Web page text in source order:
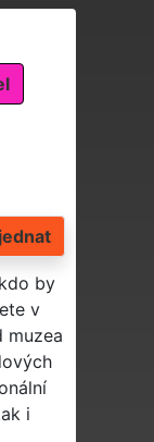
by
v
muzea
i